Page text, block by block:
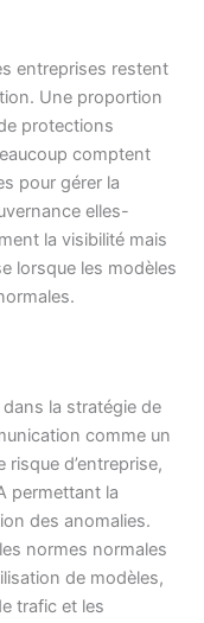
entreprises restent
Une proportion
protections
comptent
pour gérer la
elles-
la visibilité mais
lorsque les modèles
la stratégie de
comme un
d’entreprise,
permettant la
des anomalies.
normes normales
de modèles,
trafic et les